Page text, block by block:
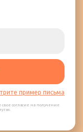
пример письма
согласие на получение